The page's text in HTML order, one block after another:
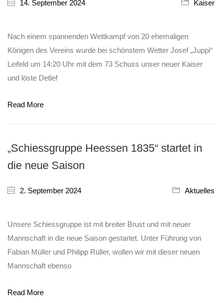
14. September 2024 Kaiser
Nach einem spannenden Wettkampf von 20 ehemaligen
Königen des Vereins wurde bei schönstem Wetter Josef „Juppi“
Leifeld um 14:20 Uhr mit dem 73 Schuss unser neuer Kaiser
und löste Detlef
Read More
„Schiessgruppe Heessen 1835“ startet in
die neue Saison
2. September 2024 Aktuelles
Unsere Schiessgruppe ist mit breiter Brust und mit neuer
Mannschaft in die neue Saison gestartet. Unter Führung von
Fabian Müller und Philipp Rüller, wollen wir mit dieser neuen
Mannschaft ebenso
Read More